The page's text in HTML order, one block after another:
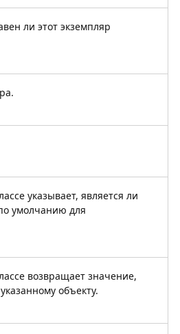
ли этот экземпляр
указывает, является ли
умолчанию для
возвращает значение,
объекту.